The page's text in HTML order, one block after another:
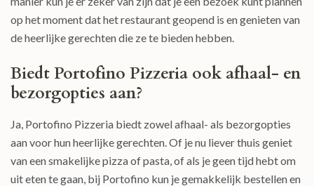
op het moment dat het restaurant geopend is en genieten van
de heerlijke gerechten die ze te bieden hebben.
Biedt Portofino Pizzeria ook afhaal- en
bezorgopties aan?
Ja, Portofino Pizzeria biedt zowel afhaal- als bezorgopties
aan voor hun heerlijke gerechten. Of je nu liever thuis geniet
van een smakelijke pizza of pasta, of als je geen tijd hebt om
uit eten te gaan, bij Portofino kun je gemakkelijk bestellen en